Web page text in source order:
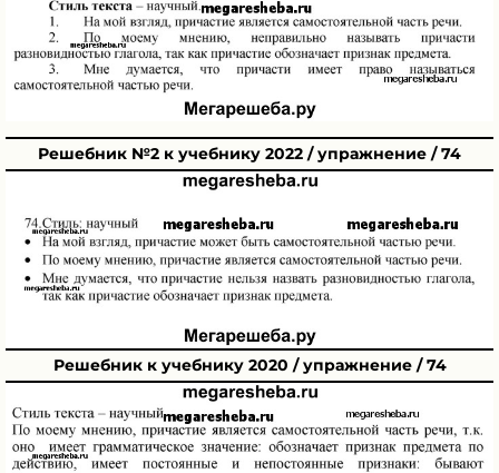
Решебник №2 к учебнику 2022 / упражнение / 74
Решебник к учебнику 2020 / упражнение / 74